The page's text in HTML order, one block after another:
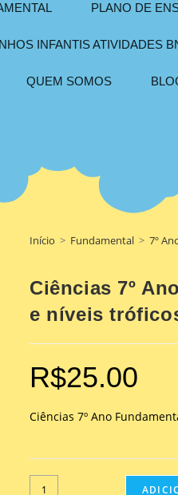
PLANO DE
INFANTIS ATIVIDADES
QUEM SOMOS
Início > Fundamental > 7º
Ciências 7º
e níveis
R$25.00
Ciências 7º Ano